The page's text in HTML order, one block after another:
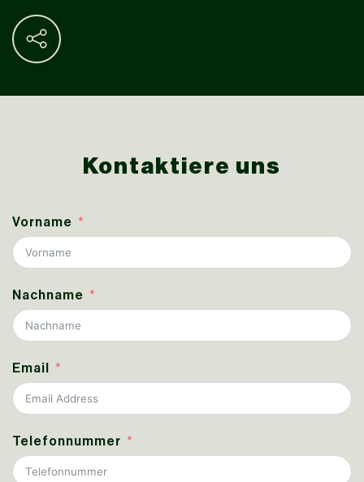
Kontaktiere uns
Vorname
Nachname
Email
Telefonnummer